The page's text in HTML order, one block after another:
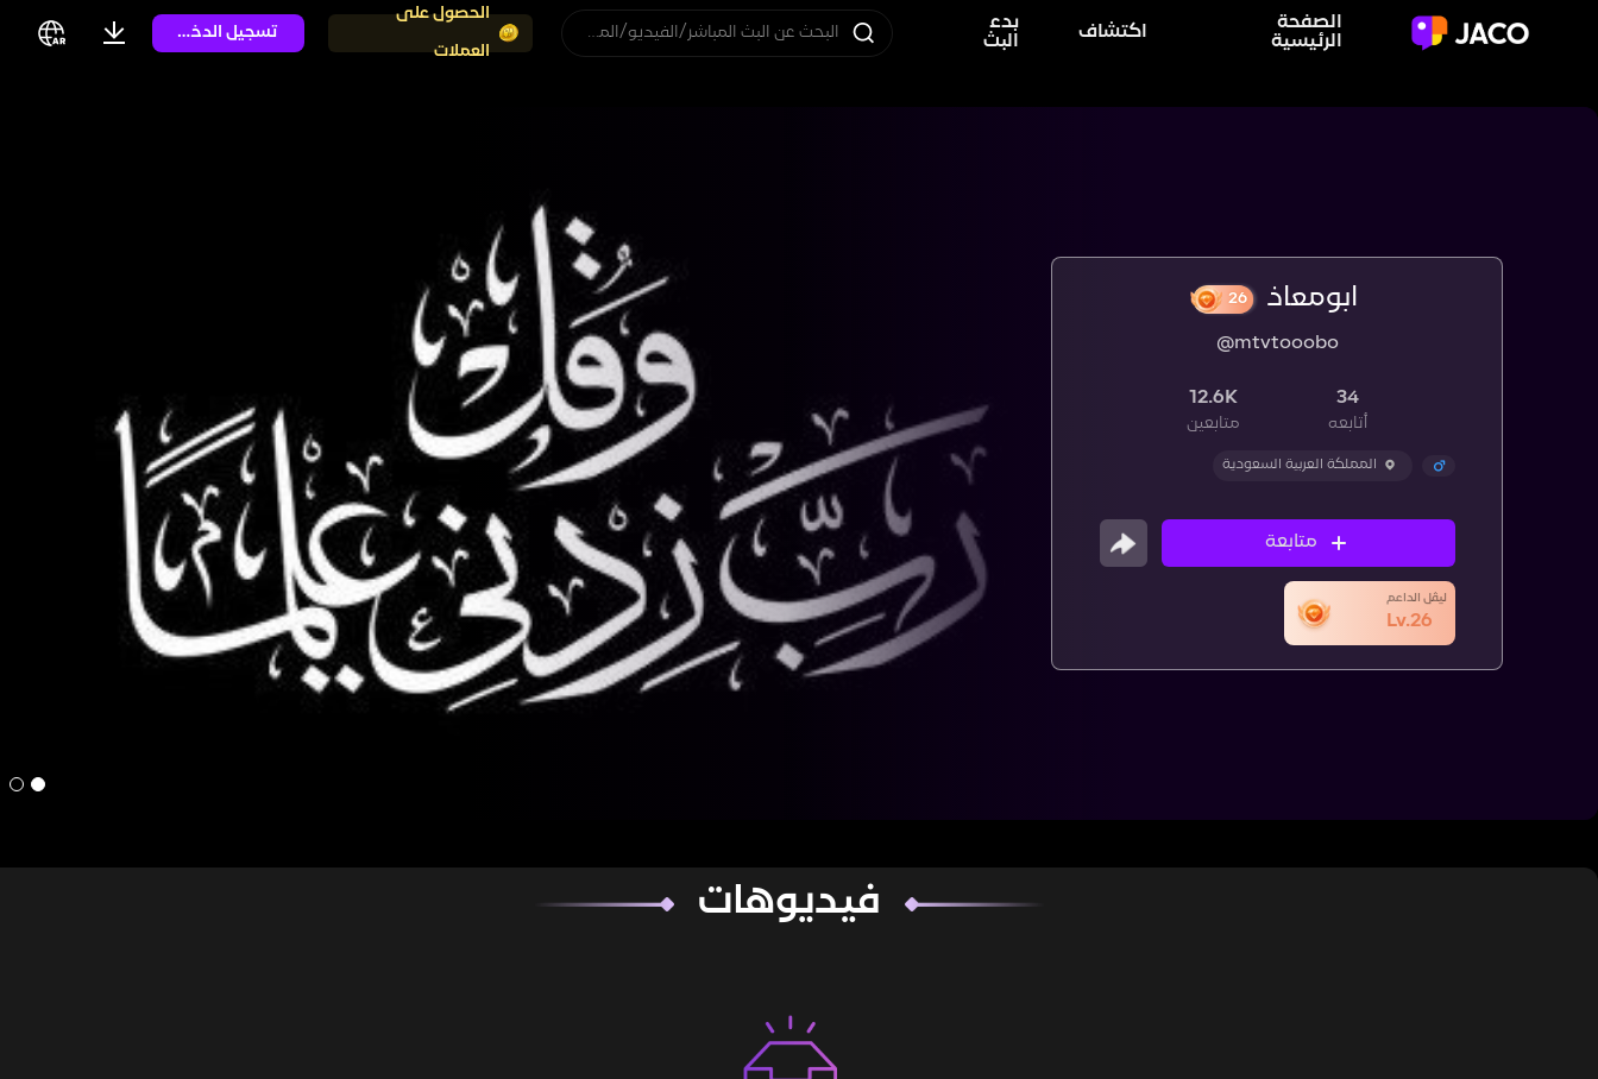
الصفحة
الرئيسية
اكتشاف
بدء
البث
البحث عن البث المباشر/الفيديو/المستخدم
الحصول على
العملات
تسجيل الدخول
ابومعاذ
@mtvtooobo
34
أتابعه
12.6K
متابعين
المملكة العربية السعودية
متابعة
ليڤل الداعم
Lv.26
فيديوهات